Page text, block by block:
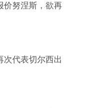
价努涅斯，欲再
次代表切尔西出